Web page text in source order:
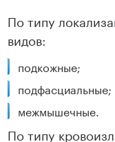
По типу
видов:
подкожные;
подфасциальные;
межмышечные.
По типу